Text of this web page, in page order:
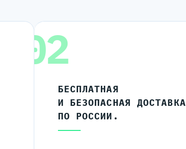
02
БЕСПЛАТНАЯ
И БЕЗОПАСНАЯ ДОСТАВКА
ПО РОССИИ.